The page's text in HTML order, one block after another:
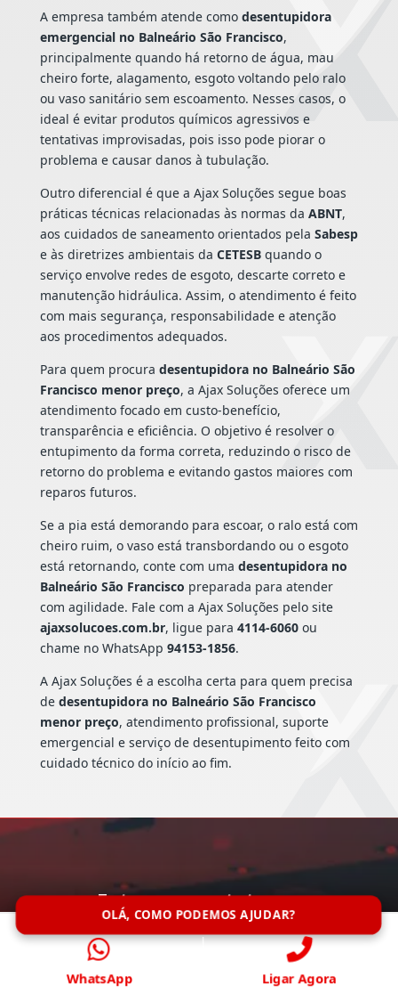
A empresa também atende como desentupidora
emergencial no Balneário São Francisco,
principalmente quando há retorno de água, mau
cheiro forte, alagamento, esgoto voltando pelo ralo
ou vaso sanitário sem escoamento. Nesses casos, o
ideal é evitar produtos químicos agressivos e
tentativas improvisadas, pois isso pode piorar o
problema e causar danos à tubulação.
Outro diferencial é que a Ajax Soluções segue boas
práticas técnicas relacionadas às normas da ABNT,
aos cuidados de saneamento orientados pela Sabesp
e às diretrizes ambientais da CETESBquando o
serviço envolve redes de esgoto, descarte correto e
manutenção hidráulica. Assim, o atendimento é feito
com mais segurança, responsabilidade e atenção
aos procedimentos adequados.
Para quem procura desentupidora no Balneário São
Francisco menor preço, a Ajax Soluções oferece um
atendimento focado em custo-benefício,
transparência e eficiência. O objetivo é resolver o
entupimento da forma correta, reduzindo o risco de
retorno do problema e evitando gastos maiores com
reparos futuros.
Se a pia está demorando para escoar, o ralo está com
cheiro ruim, o vaso está transbordando ou o esgoto
está retornando, conte com uma desentupidora no
Balneário São Francisco preparada para atender
com agilidade. Fale com a Ajax Soluções pelo site
ajaxsolucoes.com.br, ligue para 4114-6060ou
chame no WhatsApp 94153-1856.
A Ajax Soluções é a escolha certa para quem precisa
de desentupidora no Balneário São Francisco
menor preço, atendimento profissional, suporte
emergencial e serviço de desentupimento feito com
cuidado técnico do início ao fim.
Entre em contato conosco
agora!
Fale conosco via Whatsapp, e garanta
agilidade no atendimento
Falar Agora
OLÁ, COMO PODEMOS AJUDAR?
WhatsApp Ligar Agora